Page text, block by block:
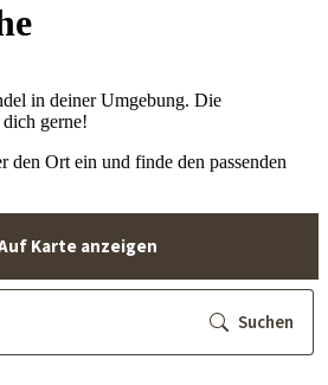
in deiner Umgebung. Die
gerne!
den Ort ein und finde den passenden